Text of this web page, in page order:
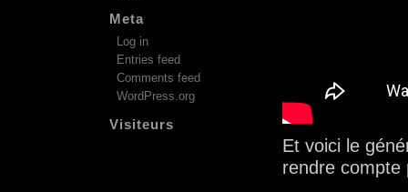
Et voici le
rendre compte
Meta
Log in
Entries feed
Comments feed
WordPress.org
Visiteurs